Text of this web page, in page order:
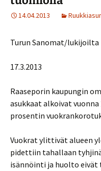
14.04.2013
Turun Sanomat/lukijoilta
17.3.2013
Raaseporin kaupungin
asukkaat alkoivat
prosentin
Vuokrat ylittivät alueen
pidettiin tahallaan
isännöinti ja huolto